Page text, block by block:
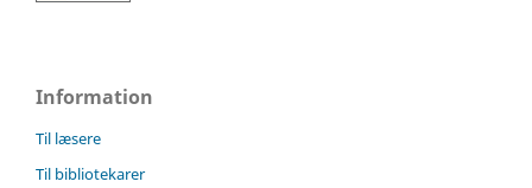
Information
Til læsere
Til bibliotekarer